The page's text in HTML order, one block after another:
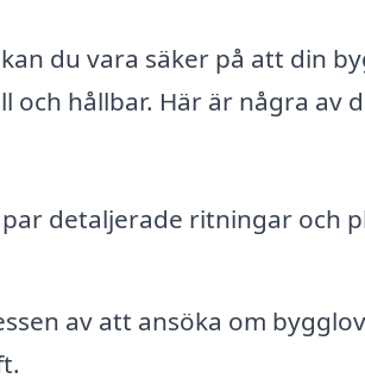
du vara säker på att din
hållbar. Här är några av
detaljerade ritningar och
av att ansöka om